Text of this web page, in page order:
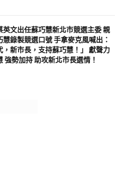
英文出任蘇巧慧新北市競選主委 親
慧錄製競選口號 手拿麥克風喊出：
，新市長，支持蘇巧慧！」 獻聲力
強勢加持 助攻新北市長選情！